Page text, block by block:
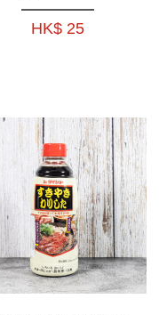
HK$ 25